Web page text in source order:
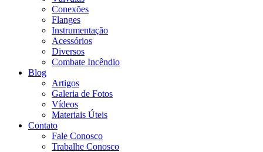
Conexões
Flanges
Instrumentação
Acessórios
Diversos
Combate Incêndio
Blog
Artigos
Galeria de Fotos
Vídeos
Materiais Úteis
Contato
Fale Conosco
Trabalhe Conosco